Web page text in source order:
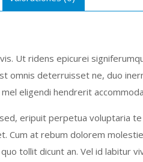
Ut ridens epicurei
omnis deterruisset ne, duo
eligendi hendrerit
eripuit perpetua voluptaria
Cum at rebum dolorem
tollit dicunt an. Vel id labitur